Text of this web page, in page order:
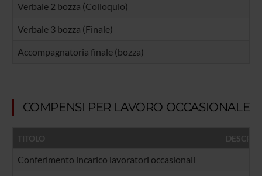
Verbale 2 bozza (Colloquio)
Verbale 3 bozza (Finale)
Accompagnatoria finale (bozza)
COMPENSI PER LAVORO OCCASIONALE
TITOLO
Conferimento incarico lavoratori occasionali